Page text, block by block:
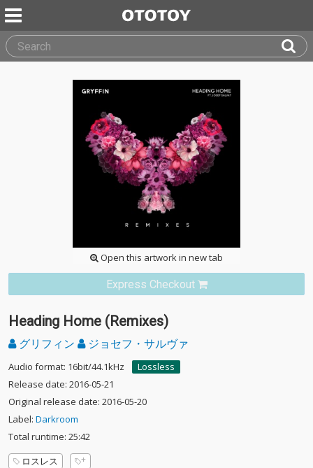
Open this artwork in new tab
Express Checkout
Heading Home (Remixes)
グリフィン ジョセフ・サルヴァ
Audio format: 16bit/44.1kHz
Lossless
Release date: 2016-05-21
Original release date: 2016-05-20
Label: Darkroom
Total runtime: 25:42
ロスレス